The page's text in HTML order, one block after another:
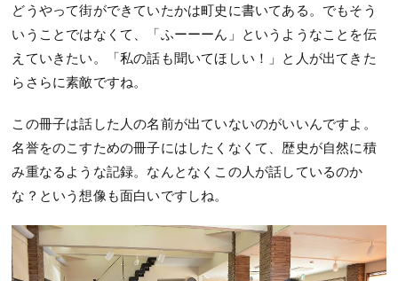
どうやって街ができていたかは町史に書いてある。でもそう
いうことではなくて、「ふーーーん」というようなことを伝
えていきたい。「私の話も聞いてほしい！」と人が出てきた
らさらに素敵ですね。
この冊子は話した人の名前が出ていないのがいいんですよ。
名誉をのこすための冊子にはしたくなくて、歴史が自然に積
み重なるような記録。なんとなくこの人が話しているのか
な？という想像も面白いですしね。